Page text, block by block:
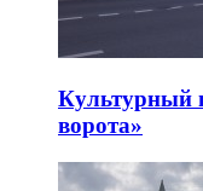
Культурный
ворота»